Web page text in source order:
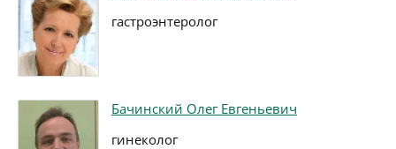
гастроэнтеролог
Бачинский Олег Евгеньевич
гинеколог